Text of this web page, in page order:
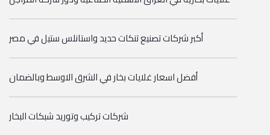
أكبر شركات تصنيع تنكات حديد واستانلس ستيل في مصر
أفضل اسعار غلايات بخار في الشرق الاوسط وبالضمان
شركات تركيب وتوريد شبكات البخار